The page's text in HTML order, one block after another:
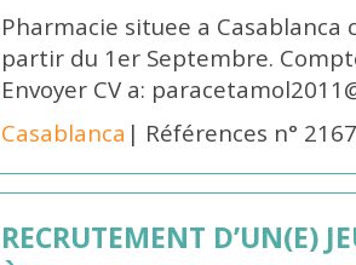
Pharmacie situee a
partir du 1er Septembre.
Envoyer CV a:
Casablanca | Références n°
RECRUTEMENT D’UN(E)